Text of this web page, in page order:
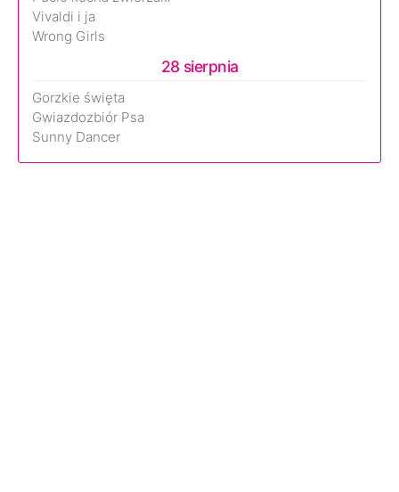
Vivaldi i ja
Wrong Girls
28 sierpnia
Gorzkie święta
Gwiazdozbiór Psa
Sunny Dancer